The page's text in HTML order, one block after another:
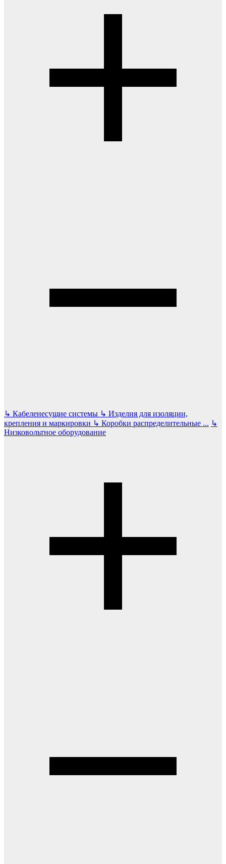
↳ Кабеленесущие системы ↳ Изделия для изоляции,
крепления и маркировки ↳ Коробки распределительные ... ↳
Низковольтное оборудование